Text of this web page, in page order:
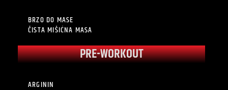
BRZO DO MASE
ČISTA MIŠIĆNA MASA
PRE-WORKOUT
ARGININ